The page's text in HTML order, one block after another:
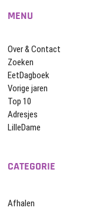
MENU
Over & Contact
Zoeken
EetDagboek
Vorige jaren
Top 10
Adresjes
LilleDame
CATEGORIE
Afhalen